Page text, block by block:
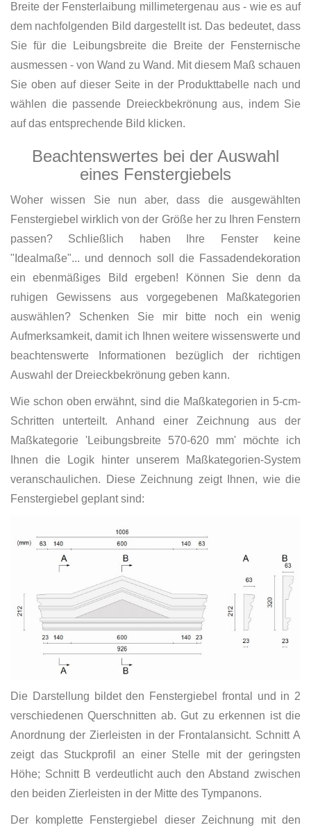
Breite der Fensterlaibung millimetergenau aus - wie es auf
dem nachfolgenden Bild dargestellt ist. Das bedeutet, dass
Sie für die Leibungsbreite die Breite der Fensternische
ausmessen - von Wand zu Wand. Mit diesem Maß schauen
Sie oben auf dieser Seite in der Produkttabelle nach und
wählen die passende Dreieckbekrönung aus, indem Sie
auf das entsprechende Bild klicken.
Beachtenswertes bei der Auswahl
eines Fenstergiebels
Woher wissen Sie nun aber, dass die ausgewählten
Fenstergiebel wirklich von der Größe her zu Ihren Fenstern
passen? Schließlich haben Ihre Fenster keine
"Idealmaße"... und dennoch soll die Fassadendekoration
ein ebenmäßiges Bild ergeben! Können Sie denn da
ruhigen Gewissens aus vorgegebenen Maßkategorien
auswählen? Schenken Sie mir bitte noch ein wenig
Aufmerksamkeit, damit ich Ihnen weitere wissenswerte und
beachtenswerte Informationen bezüglich der richtigen
Auswahl der Dreieckbekrönung geben kann.
Wie schon oben erwähnt, sind die Maßkategorien in 5-cm-
Schritten unterteilt. Anhand einer Zeichnung aus der
Maßkategorie 'Leibungsbreite 570-620 mm' möchte ich
Ihnen die Logik hinter unserem Maßkategorien-System
veranschaulichen. Diese Zeichnung zeigt Ihnen, wie die
Fenstergiebel geplant sind:
Die Darstellung bildet den Fenstergiebel frontal und in 2
verschiedenen Querschnitten ab. Gut zu erkennen ist die
Anordnung der Zierleisten in der Frontalansicht. Schnitt A
zeigt das Stuckprofil an einer Stelle mit der geringsten
Höhe; Schnitt B verdeutlicht auch den Abstand zwischen
den beiden Zierleisten in der Mitte des Tympanons.
Der komplette Fenstergiebel dieser Zeichnung mit den